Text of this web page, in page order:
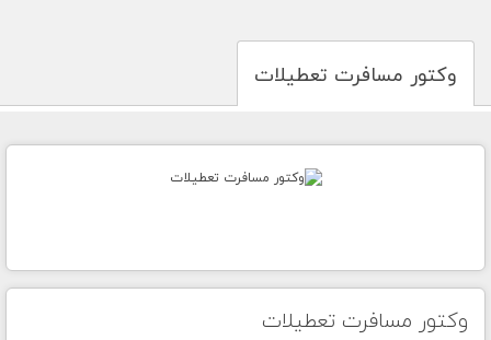
وکتور مسافرت تعطیلات
وکتور مسافرت تعطیلات